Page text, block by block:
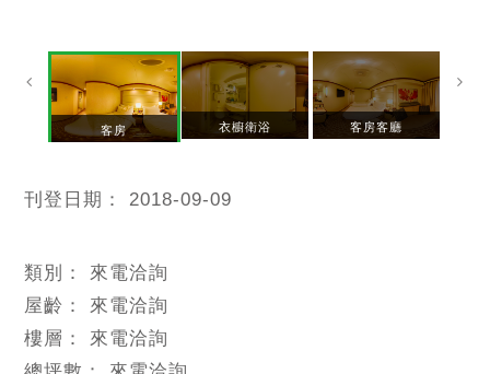
客房 衣櫥衛浴 客房客廳
刊登日期： 2018-09-09
類別： 來電洽詢
屋齡： 來電洽詢
樓層： 來電洽詢